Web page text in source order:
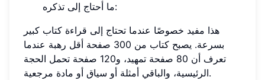
ما أحتاج إلى تذكره:
هذا مفيد خصوصًا عندما تحتاج إلى قراءة كتاب كبير
بسرعة. يصبح كتاب من 300 صفحة أقل رهبة عندما
تعرف أن 80 صفحة تمهيد، و120 صفحة تحمل الحجة
الرئيسية، والباقي أمثلة أو سياق أو مادة مرجعية.